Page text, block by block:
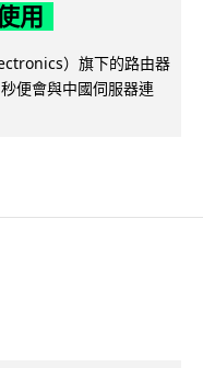
用
）旗下的路由器
便會與中國伺服器連